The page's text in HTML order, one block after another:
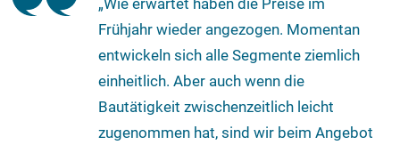
„Wie erwartet haben die Preise im
Frühjahr wieder angezogen. Momentan
entwickeln sich alle Segmente ziemlich
einheitlich. Aber auch wenn die
Bautätigkeit zwischenzeitlich leicht
zugenommen hat, sind wir beim Angebot